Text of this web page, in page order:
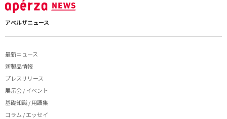
アペルザニュース
最新ニュース
新製品情報
プレスリリース
展示会 / イベント
基礎知識 / 用語集
コラム / エッセイ